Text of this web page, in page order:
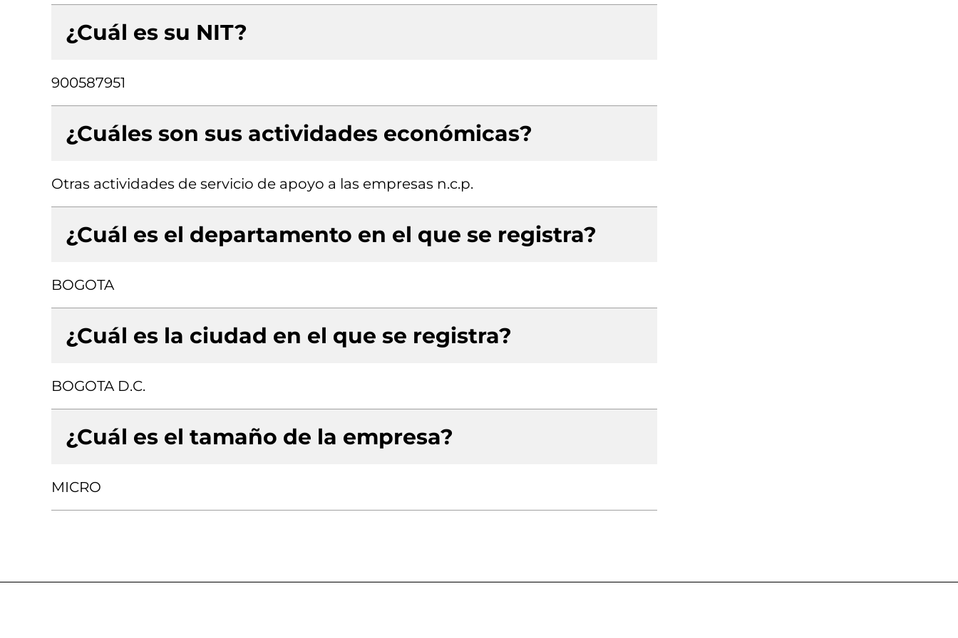
¿Cuál es su NIT?
900587951
¿Cuáles son sus actividades económicas?
Otras actividades de servicio de apoyo a las empresas n.c.p.
¿Cuál es el departamento en el que se registra?
BOGOTA
¿Cuál es la ciudad en el que se registra?
BOGOTA D.C.
¿Cuál es el tamaño de la empresa?
MICRO